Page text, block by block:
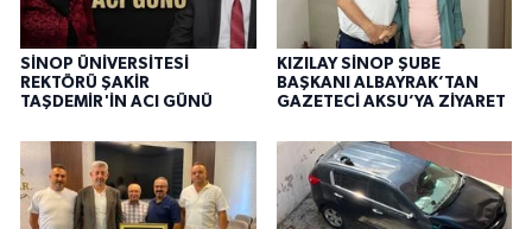
SİNOP ÜNİVERSİTESİ
REKTÖRÜ ŞAKİR
TAŞDEMİR'İN ACI GÜNÜ
KIZILAY SİNOP ŞUBE
BAŞKANI ALBAYRAK’TAN
GAZETECİ AKSU’YA ZİYARET